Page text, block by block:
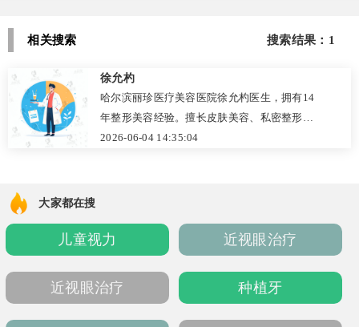
相关搜索 搜索结果：1
徐允杓
哈尔滨丽珍医疗美容医院徐允杓医生，拥有14
年整形美容经验。擅长皮肤美容、私密整形等
多领域项目，能根据个体差异制定个性化方
2026-06-04 14:35:04
大家都在搜
儿童视力 近视眼治疗
近视眼治疗 种植牙